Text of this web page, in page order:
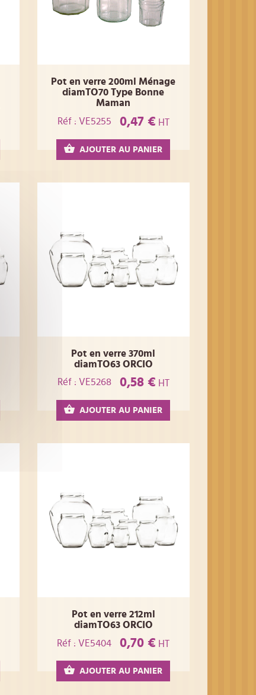
Pot en verre 200ml Ménage
diamTO70 Type Bonne
Maman
Réf : VE5255
0,47 € HT
AJOUTER AU PANIER
Pot en verre 370ml
diamTO63 ORCIO
Réf : VE5268
0,58 € HT
AJOUTER AU PANIER
Pot en verre 212ml
diamTO63 ORCIO
Réf : VE5404
0,70 € HT
AJOUTER AU PANIER